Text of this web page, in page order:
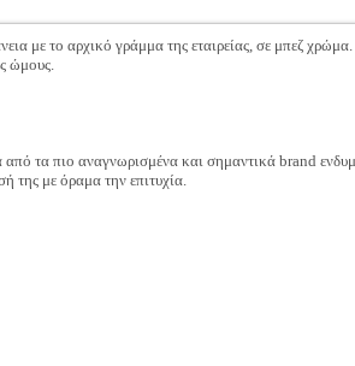
με το αρχικό γράμμα της εταιρείας, σε μπεζ χρώμα.
ώμους.
από τα πιο αναγνωρισμένα και σημαντικά brand
της με όραμα την επιτυχία.